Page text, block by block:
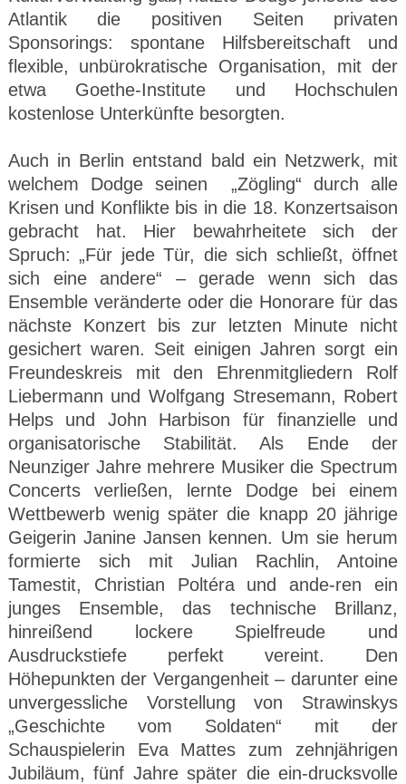
Atlantik die positiven Seiten privaten
Sponsorings: spontane Hilfsbereitschaft und
flexible, unbürokratische Organisation, mit der
etwa Goethe-Institute und Hochschulen
kostenlose Unterkünfte besorgten.
Auch in Berlin entstand bald ein Netzwerk, mit
welchem Dodge seinen „Zögling“ durch alle
Krisen und Konflikte bis in die 18. Konzertsaison
gebracht hat. Hier bewahrheitete sich der
Spruch: „Für jede Tür, die sich schließt, öffnet
sich eine andere“ – gerade wenn sich das
Ensemble veränderte oder die Honorare für das
nächste Konzert bis zur letzten Minute nicht
gesichert waren. Seit einigen Jahren sorgt ein
Freundeskreis mit den Ehrenmitgliedern Rolf
Liebermann und Wolfgang Stresemann, Robert
Helps und John Harbison für finanzielle und
organisatorische Stabilität. Als Ende der
Neunziger Jahre mehrere Musiker die Spectrum
Concerts verließen, lernte Dodge bei einem
Wettbewerb wenig später die knapp 20 jährige
Geigerin Janine Jansen kennen. Um sie herum
formierte sich mit Julian Rachlin, Antoine
Tamestit, Christian Poltéra und ande-ren ein
junges Ensemble, das technische Brillanz,
hinreißend lockere Spielfreude und
Ausdruckstiefe perfekt vereint. Den
Höhepunkten der Vergangenheit – darunter eine
unvergessliche Vorstellung von Strawinskys
„Geschichte vom Soldaten“ mit der
Schauspielerin Eva Mattes zum zehnjährigen
Jubiläum, fünf Jahre später die ein-drucksvolle